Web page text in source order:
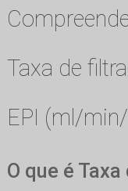
Taxa de
EPI (ml/
O que é